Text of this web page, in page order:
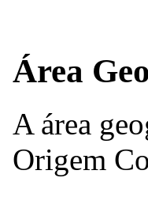
Área
A área
Origem